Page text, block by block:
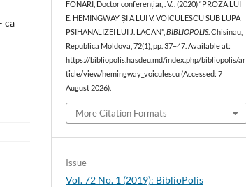
ca
FONARI, Doctor conferențiar, . V. . (2020) “PROZA LUI
E. HEMINGWAY ȘI A LUI V. VOICULESCU SUB LUPA
PSIHANALIZEI LUI J. LACAN”,BIBLIOPOLIS. Chisinau,
Republica Moldova, 72(1), pp. 37–47. Available at:
https://bibliopolis.hasdeu.md/index.php/bibliopolis/ar
ticle/view/hemingway_voiculescu (Accessed: 7
August 2026).
More Citation Formats
Issue
Vol. 72 No. 1 (2019): BiblioPolis